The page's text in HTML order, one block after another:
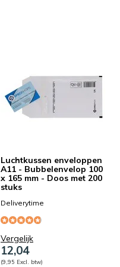
Luchtkussen enveloppen
A11 - Bubbelenvelop 100
x 165 mm - Doos met 200
stuks
Deliverytime
Vergelijk
12,04
(9,95 Excl. btw)